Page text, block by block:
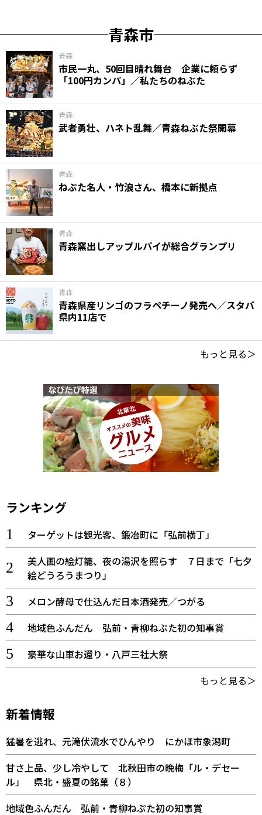
青森市
青森
市民一丸、50回目晴れ舞台 企業に頼らず
「100円カンパ」／私たちのねぶた
青森
武者勇壮、ハネト乱舞／青森ねぶた祭開幕
青森
ねぶた名人・竹浪さん、橋本に新拠点
青森
青森窯出しアップルパイが総合グランプリ
青森
青森県産リンゴのフラペチーノ発売へ／スタバ
県内11店で
もっと見る＞
ランキング
ターゲットは観光客、鍛冶町に「弘前横丁」
美人画の絵灯籠、夜の湯沢を照らす ７日まで「七夕
絵どうろうまつり」
メロン酵母で仕込んだ日本酒発売／つがる
地域色ふんだん 弘前・青柳ねぷた初の知事賞
豪華な山車お還り・八戸三社大祭
もっと見る＞
新着情報
猛暑を逃れ、元滝伏流水でひんやり にかほ市象潟町
甘さ上品、少し冷やして 北秋田市の晩梅「ル・デセー
ル」 県北・盛夏の銘菓（８）
地域色ふんだん 弘前・青柳ねぷた初の知事賞